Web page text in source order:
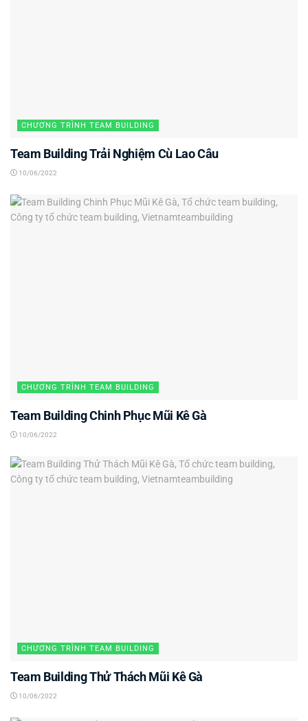
CHƯƠNG TRÌNH TEAM BUILDING
Team Building Trải Nghiệm Cù Lao Câu
10/06/2022
CHƯƠNG TRÌNH TEAM BUILDING
Team Building Chinh Phục Mũi Kê Gà
10/06/2022
CHƯƠNG TRÌNH TEAM BUILDING
Team Building Thử Thách Mũi Kê Gà
10/06/2022